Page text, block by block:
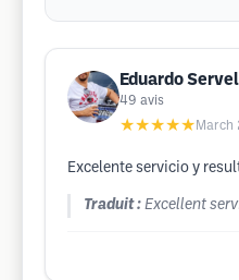
Eduardo
49 avis
★★★★★ March
Excelente servicio y
Traduit : Excellent